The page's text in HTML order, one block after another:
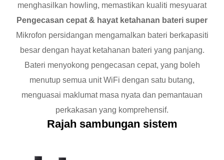
menghasilkan howling, memastikan kualiti mesyuarat
Pengecasan cepat & hayat ketahanan bateri super
Mikrofon persidangan mengamalkan bateri berkapasiti
besar dengan hayat ketahanan bateri yang panjang.
Bateri menyokong pengecasan cepat, yang boleh
menutup semua unit WiFi dengan satu butang,
menguasai maklumat masa nyata dan pemantauan
perkakasan yang komprehensif.
Rajah sambungan sistem